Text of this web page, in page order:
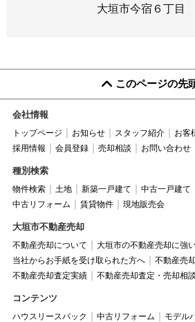
大垣市今宿６丁目
このページの先
会社情報
トップページ お知らせ スタッフ紹介 お客
採用情報
会員登録 売却相談 お問い合わせ
種別検索
物件検索 土地 新築一戸建て 中古一戸建て
中古リフォーム
賃貸物件 現地販売会
大垣市不動産売却
不動産売却について
大垣市の不動産売却に強
当社からお手紙を受け取られた方へ
不動産売
不動産売却査定実績
不動産売却査定・売却相談
コンテンツ
ハウスリースバック 中古リフォーム
モデル